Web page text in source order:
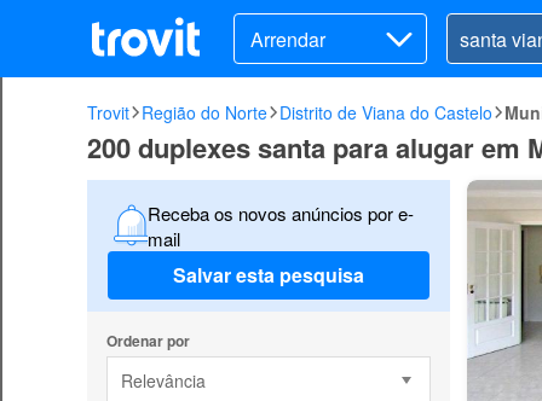
Arrendar
Trovit Região do Norte Distrito de Viana do Castelo
200 duplexes santa para alugar em
Receba os novos anúncios por e-
mail
Salvar esta pesquisa
Ordenar por
Relevância